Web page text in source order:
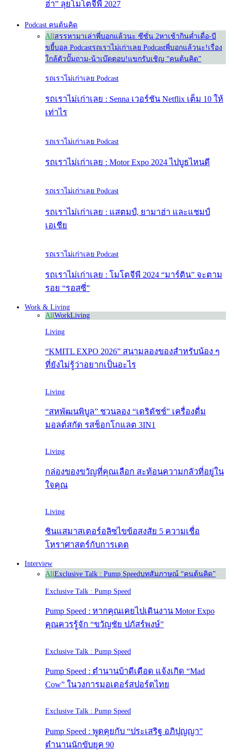
ฮ่า” ลุยโมโตจีพี 2027
Podcast คนต้นคิด
All สรรหามาเล่าพี่บอกแล้วนะ ซีซั่น 2หาเช้ากินค่ำเดื่อ-บี
ขยี้บอล Podcastรถเราไม่เก่าเลย Podcastพี่บอกแล้วนะ! เรื่อง
ใกล้ตัวปั๊มถาม-น้าเบ๊ดตอบ! แขกรับเชิญ “คนต้นคิด”
รถเราไม่เก่าเลย Podcast
รถเราไม่เก่าเลย : Senna เวอร์ชัน Netflix เต็ม 10 ให้
เท่าไร
รถเราไม่เก่าเลย Podcast
รถเราไม่เก่าเลย : Motor Expo 2024 ไปบูธไหนดี
รถเราไม่เก่าเลย Podcast
รถเราไม่เก่าเลย : แสตมป์, ยามาฮ่า และแชมป์
เอเชีย
รถเราไม่เก่าเลย Podcast
รถเราไม่เก่าเลย : โมโตจีพี 2024 “มาร์ติน” จะตาม
รอย “รอสซี่”
Work & Living
AllWorkLiving
Living
“KMITL EXPO 2026” สนามลองของสำหรับน้อง ๆ
ที่ยังไม่รู้ว่าอยากเป็นอะไร
Living
“สหพัฒนพิบูล” ชวนลอง “เดริดัชช์” เครื่องดื่ม
มอลต์สกัด รสช็อกโกแลต 3IN1
Living
กล่องของขวัญที่คุณเลือก สะท้อนความกลัวที่อยู่ใน
ใจคุณ
Living
ซินแสมาสเตอร์อลิซไขข้อสงสัย 5 ความเชื่อ
โหราศาสตร์กับการเดต
Interview
AllExclusive Talk : Pump Speedบทสัมภาษณ์ “คนต้นคิด”
Exclusive Talk : Pump Speed
Pump Speed : หากคุณเคยไปเดินงาน Motor Expo
คุณควรรู้จัก “ขวัญชัย ปภัสร์พงษ์”
Exclusive Talk : Pump Speed
Pump Speed : ตำนานบ้าดีเดือด แจ้งเกิด “Mad
Cow” ในวงการมอเตอร์สปอร์ตไทย
Exclusive Talk : Pump Speed
Pump Speed : พูดคุยกับ “ประเสริฐ อภิปุญญา”
ตำนานนักขับยุค 90